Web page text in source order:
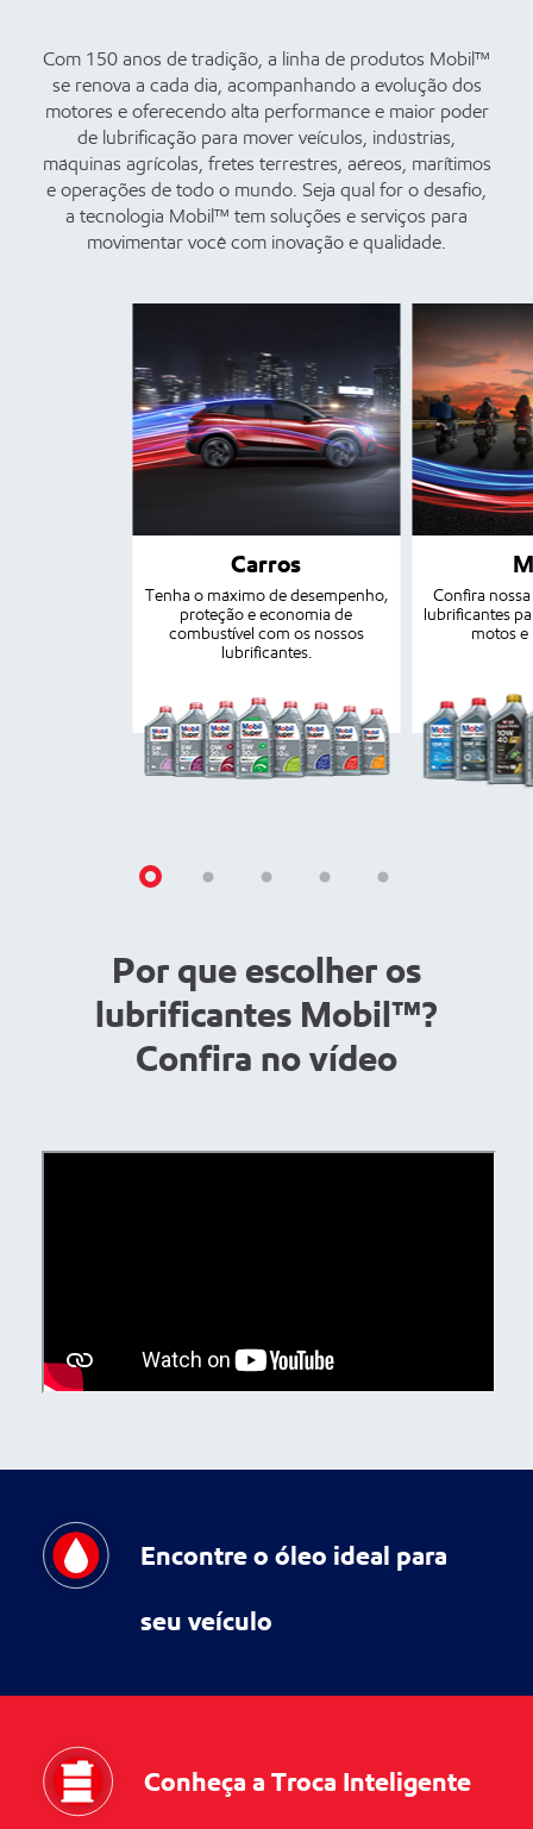
Com 150 anos de tradição, a linha de produtos Mobil™
se renova a cada dia, acompanhando a evolução dos
motores e oferecendo alta performance e maior poder
de lubrificação para mover veículos, indústrias,
máquinas agrícolas, fretes terrestres, aéreos, marítimos
e operações de todo o mundo. Seja qual for o desafio,
a tecnologia Mobil™ tem soluções e serviços para
movimentar você com inovação e qualidade.
Carros
Tenha o máximo de desempenho,
proteção e economia de
combustível com os nossos
lubrificantes.
Confira
lubrificantes
motos
Por que escolher os
lubrificantes Mobil™?
Confira no vídeo
Encontre o óleo ideal para
seu veículo
Conheça a Troca Inteligente